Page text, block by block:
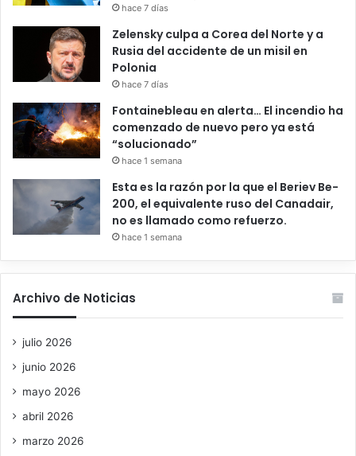
hace 7 días
Zelensky culpa a Corea del Norte y a
Rusia del accidente de un misil en
Polonia
hace 7 días
Fontainebleau en alerta… El incendio ha
comenzado de nuevo pero ya está
“solucionado”
hace 1 semana
Esta es la razón por la que el Beriev Be-
200, el equivalente ruso del Canadair,
no es llamado como refuerzo.
hace 1 semana
Archivo de Noticias
julio 2026
junio 2026
mayo 2026
abril 2026
marzo 2026